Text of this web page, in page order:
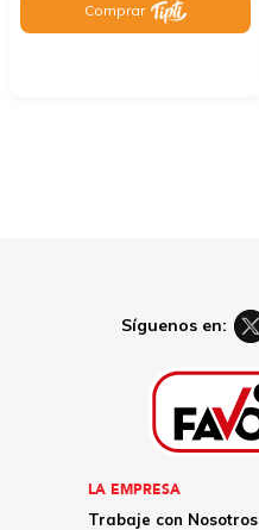
Comprar
Síguenos en:
LA EMPRESA
Trabaje con Nosotros